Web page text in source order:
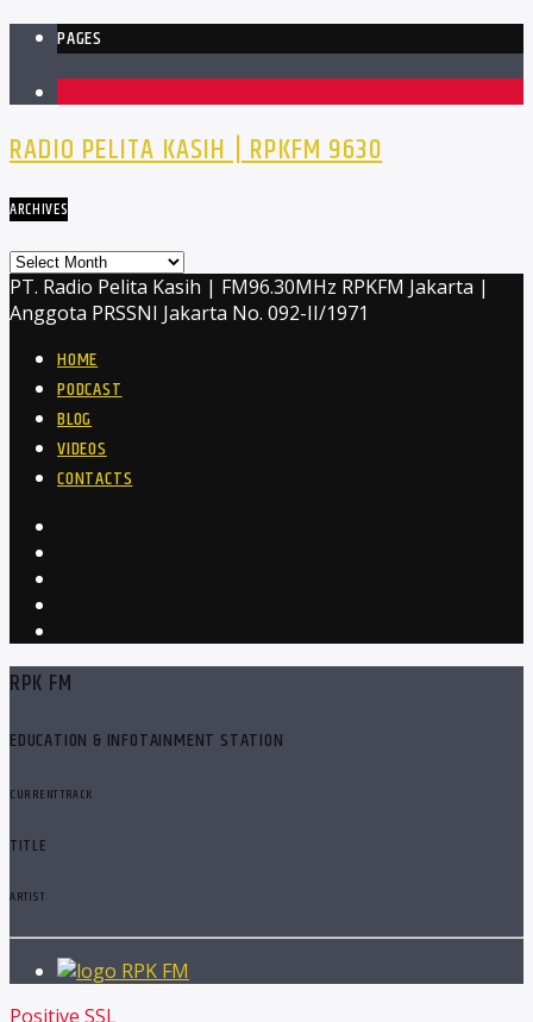
PAGES
RADIO PELITA KASIH | RPKFM 9630
ARCHIVES
Archives
PT. Radio Pelita Kasih | FM96.30MHz RPKFM Jakarta |
Anggota PRSSNI Jakarta No. 092-II/1971
HOME
PODCAST
BLOG
VIDEOS
CONTACTS
RPK FM
EDUCATION & INFOTAINMENT STATION
CURRENT TRACK
TITLE
ARTIST
RPK FM
Positive SSL